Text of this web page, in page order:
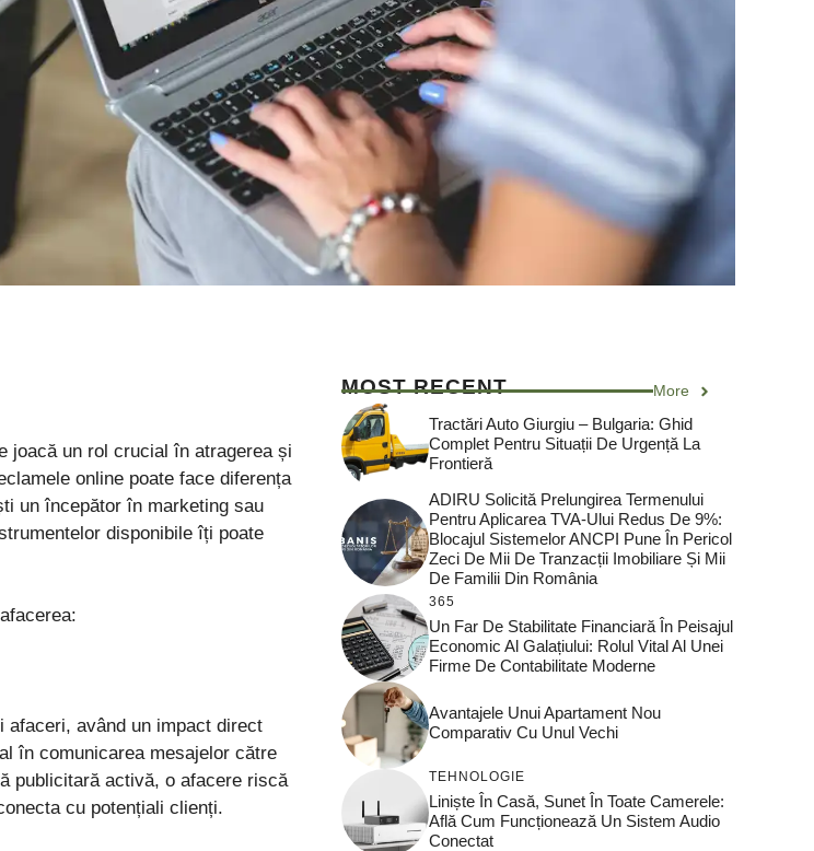
joacă un rol crucial în atragerea și
online poate face diferența
un începător în marketing sau
disponibile îți poate
afaceri, având un impact direct
în comunicarea mesajelor către
publicitară activă, o afacere riscă
cu potențiali clienți.
MOST RECENT More
Tractări Auto Giurgiu – Bulgaria: Ghid
Complet Pentru Situații De Urgență La
Frontieră
ADIRU Solicită Prelungirea Termenului
Pentru Aplicarea TVA-Ului Redus De 9%:
Blocajul Sistemelor ANCPI Pune În Pericol
Zeci De Mii De Tranzacții Imobiliare Și Mii
De Familii Din România
365
Un Far De Stabilitate Financiară În Peisajul
Economic Al Galațiului: Rolul Vital Al Unei
Firme De Contabilitate Moderne
Avantajele Unui Apartament Nou
Comparativ Cu Unul Vechi
TEHNOLOGIE
Liniște În Casă, Sunet În Toate Camerele:
Află Cum Funcționează Un Sistem Audio
Conectat